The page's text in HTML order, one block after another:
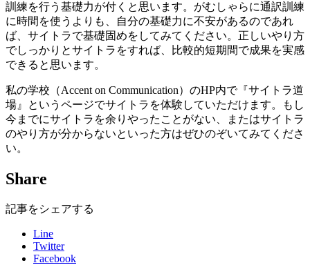
訓練を行う基礎力が付くと思います。がむしゃらに通訳訓練
に時間を使うよりも、自分の基礎力に不安があるのであれ
ば、サイトラで基礎固めをしてみてください。正しいやり方
でしっかりとサイトラをすれば、比較的短期間で成果を実感
できると思います。
私の学校（Accent on Communication）のHP内で『サイトラ道
場』というページでサイトラを体験していただけます。もし
今までにサイトラを余りやったことがない、またはサイトラ
のやり方が分からないといった方はぜひのぞいてみてくださ
い。
Share
記事をシェアする
Line
Twitter
Facebook